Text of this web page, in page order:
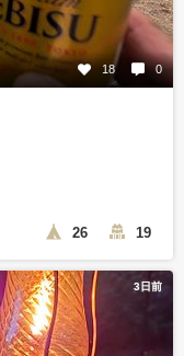
18 0
26 19
3日前